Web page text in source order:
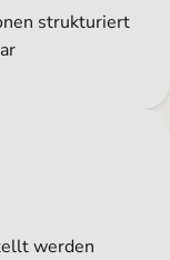
strukturiert
werden